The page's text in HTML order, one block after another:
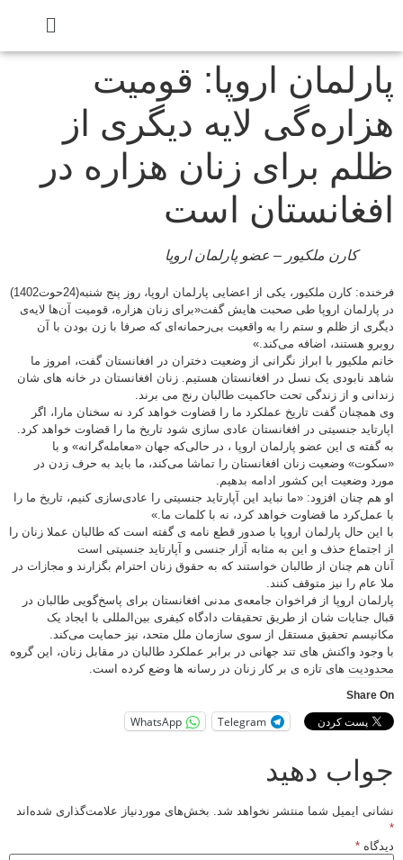
اروپا: قومیت
لایه دیگری از
برای زنان هزاره در
است
کارن ملکیور – عضو پارلمان اروپا
فرخنده: کارن ملکیور، یکی از اعضایی پارلمان اروپا، روز پنج شنبه(24حوت1402)
اروپا طی صحبت هایش گفت«برای زنان هزاره، قومیت آن‌ها لایه‌ی
از ظلم و ستم را به واقعیت بی‌رحمانه‌ای که صرفا با زن بودن با آن
هستند، اضافه می‌کند.»
ملکیور با ابراز نگرانی از وضعیت دختران در افغانستان گفت، امروز ما
نابودی یک نسل در افغانستان هستیم. زنان افغانستان در خانه های شان
و از زندگی تحت حاکمیت طالبان رنج می برند.
گفت تاریخ عملکرد ما را قضاوت خواهد کرد نه سخنان مارا، اگر
جنسیتی در افغانستان عادی سازی شود تاریخ ما را قضاوت خواهد کرد.
ی این عضو پارلمان اروپا ، در حالی‌که جهان «معامله‌گرانه» و با
وضعیت زنان افغانستان را تماشا می‌کند، ما باید به حرف زدن در
وضعیت این کشور ادامه بدهیم.
چنان افزود: «ما نباید این آپارتاید جنسیتی را عادی‌سازی کنیم، تاریخ ما را
ما قضاوت خواهد کرد،‌ نه با کلمات ما.»
حال پارلمان اروپا با صدور قطع نامه ی گفته است که طالبان عملا زنان را
حذف و این به مثابه آزار جنسی و آپارتاید جنسیتی است
هم چنان از طالبان خواستند که به حقوق زنان احترام بگزارند و مجازات در
را نیز متوقف کنند.
اروپا از فراخوان جامعه‌ی مدنی افغانستان برای پاسخ‌گویی طالبان در
جنایات شان از طریق تحقیقات دادگاه کیفری بین‌المللی با ایجاد یک
تحقیق مستقل از سوی سازمان ملل متحد، نیز حمایت می‌کند.
واکنش های تند جهانی در برابر عملکرد طالبان در مقابل زنان، این گروه
های تازه ی بر کار زنان در رسانه ها وضع کرده است.
Telegram
WhatsApp
دهید
ایمیل شما منتشر نخواهد شد. بخش‌های موردنیاز علامت‌گذاری شده‌اند
*